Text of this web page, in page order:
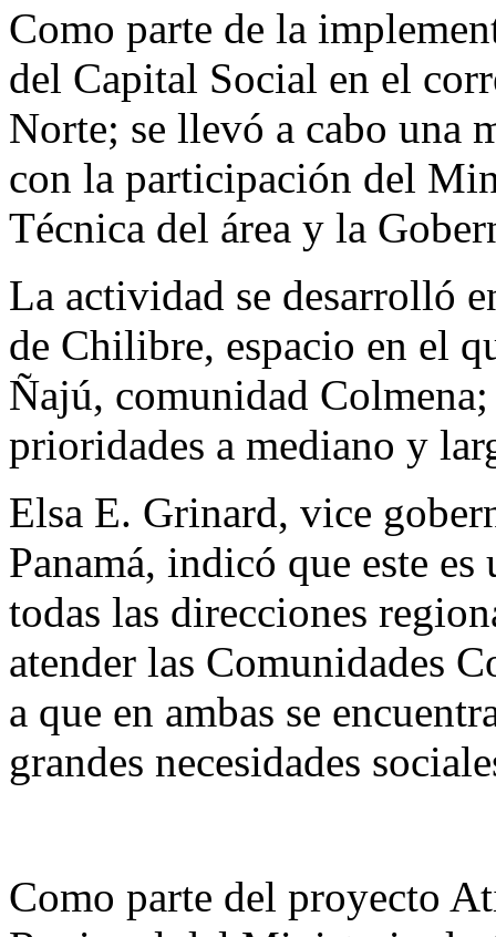
Como parte de la
del Capital Social en el
Norte; se llevó a cabo una
con la participación del
Técnica del área y la
La actividad se desarrolló
de Chilibre, espacio en el
Ñajú, comunidad Colmena;
prioridades a mediano y
Elsa E. Grinard, vice
Panamá, indicó que este
todas las direcciones
atender las Comunidades
a que en ambas se
grandes necesidades
Como parte del proyecto